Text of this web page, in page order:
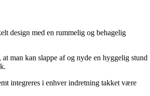
design med en rummelig og behagelig
man kan slappe af og nyde en hyggelig stund
integreres i enhver indretning takket være